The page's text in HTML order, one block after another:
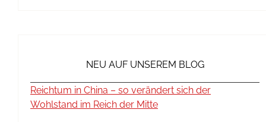
NEU AUF UNSEREM BLOG
Reichtum in China – so verändert sich der
Wohlstand im Reich der Mitte